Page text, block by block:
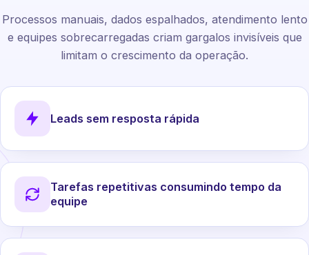
Processos manuais, dados espalhados, atendimento lento
e equipes sobrecarregadas criam gargalos invisíveis que
limitam o crescimento da operação.
Leads sem resposta rápida
Tarefas repetitivas consumindo tempo da
equipe